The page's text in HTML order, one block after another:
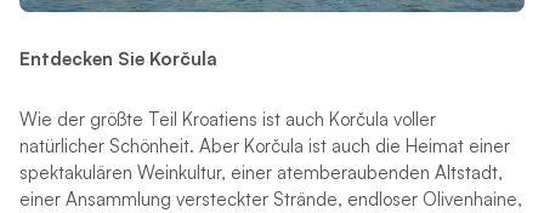
Entdecken Sie Korčula
Wie der größte Teil Kroatiens ist auch Korčula voller
natürlicher Schönheit. Aber Korčula ist auch die Heimat einer
spektakulären Weinkultur, einer atemberaubenden Altstadt,
einer Ansammlung versteckter Strände, endloser Olivenhaine,